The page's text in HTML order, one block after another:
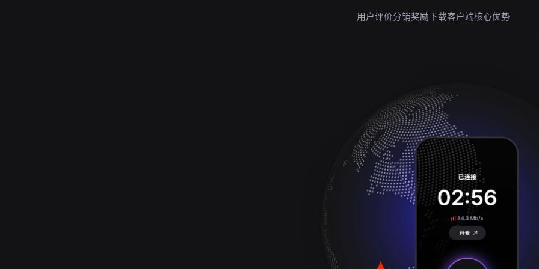
用户评价分销奖励下载客户端核心优势